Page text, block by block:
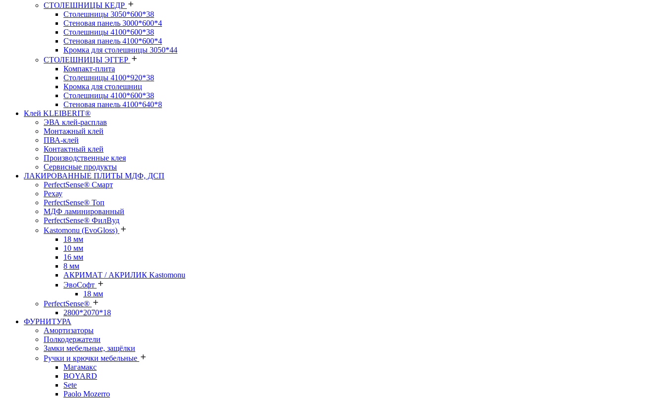
СТОЛЕШНИЦЫ КЕДР
Столешницы 3050*600*38
Стеновая панель 3000*600*4
Столешницы 4100*600*38
Стеновая панель 4100*600*4
Кромка для столешницы 3050*44
СТОЛЕШНИЦЫ ЭГГЕР
Компакт-плита
Столешницы 4100*920*38
Кромка для столешниц
Столешницы 4100*600*38
Стеновая панель 4100*640*8
Клей KLEIBERIT®
ЭВА клей-расплав
Монтажный клей
ПВА-клей
Контактный клей
Производственные клея
Сервисные продукты
ЛАКИРОВАННЫЕ ПЛИТЫ МДФ, ДСП
PerfectSense® Смарт
Рехау
PerfectSense® Топ
МДФ ламинированный
PerfectSense® ФилВуд
Kastomonu (EvoGloss)
18 мм
10 мм
16 мм
8 мм
АКРИМАТ / АКРИЛИК Kastomonu
ЭвоСофт
18 мм
PerfectSense®
2800*2070*18
ФУРНИТУРА
Амортизаторы
Полкодержатели
Замки мебельные, защёлки
Ручки и крючки мебельные
Магамакс
BOYARD
Sete
Paolo Mozerro